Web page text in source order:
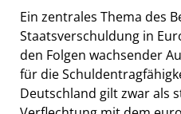
Ein zentrales Thema des
Staatsverschuldung in
den Folgen wachsender
für die
Deutschland gilt zwar als